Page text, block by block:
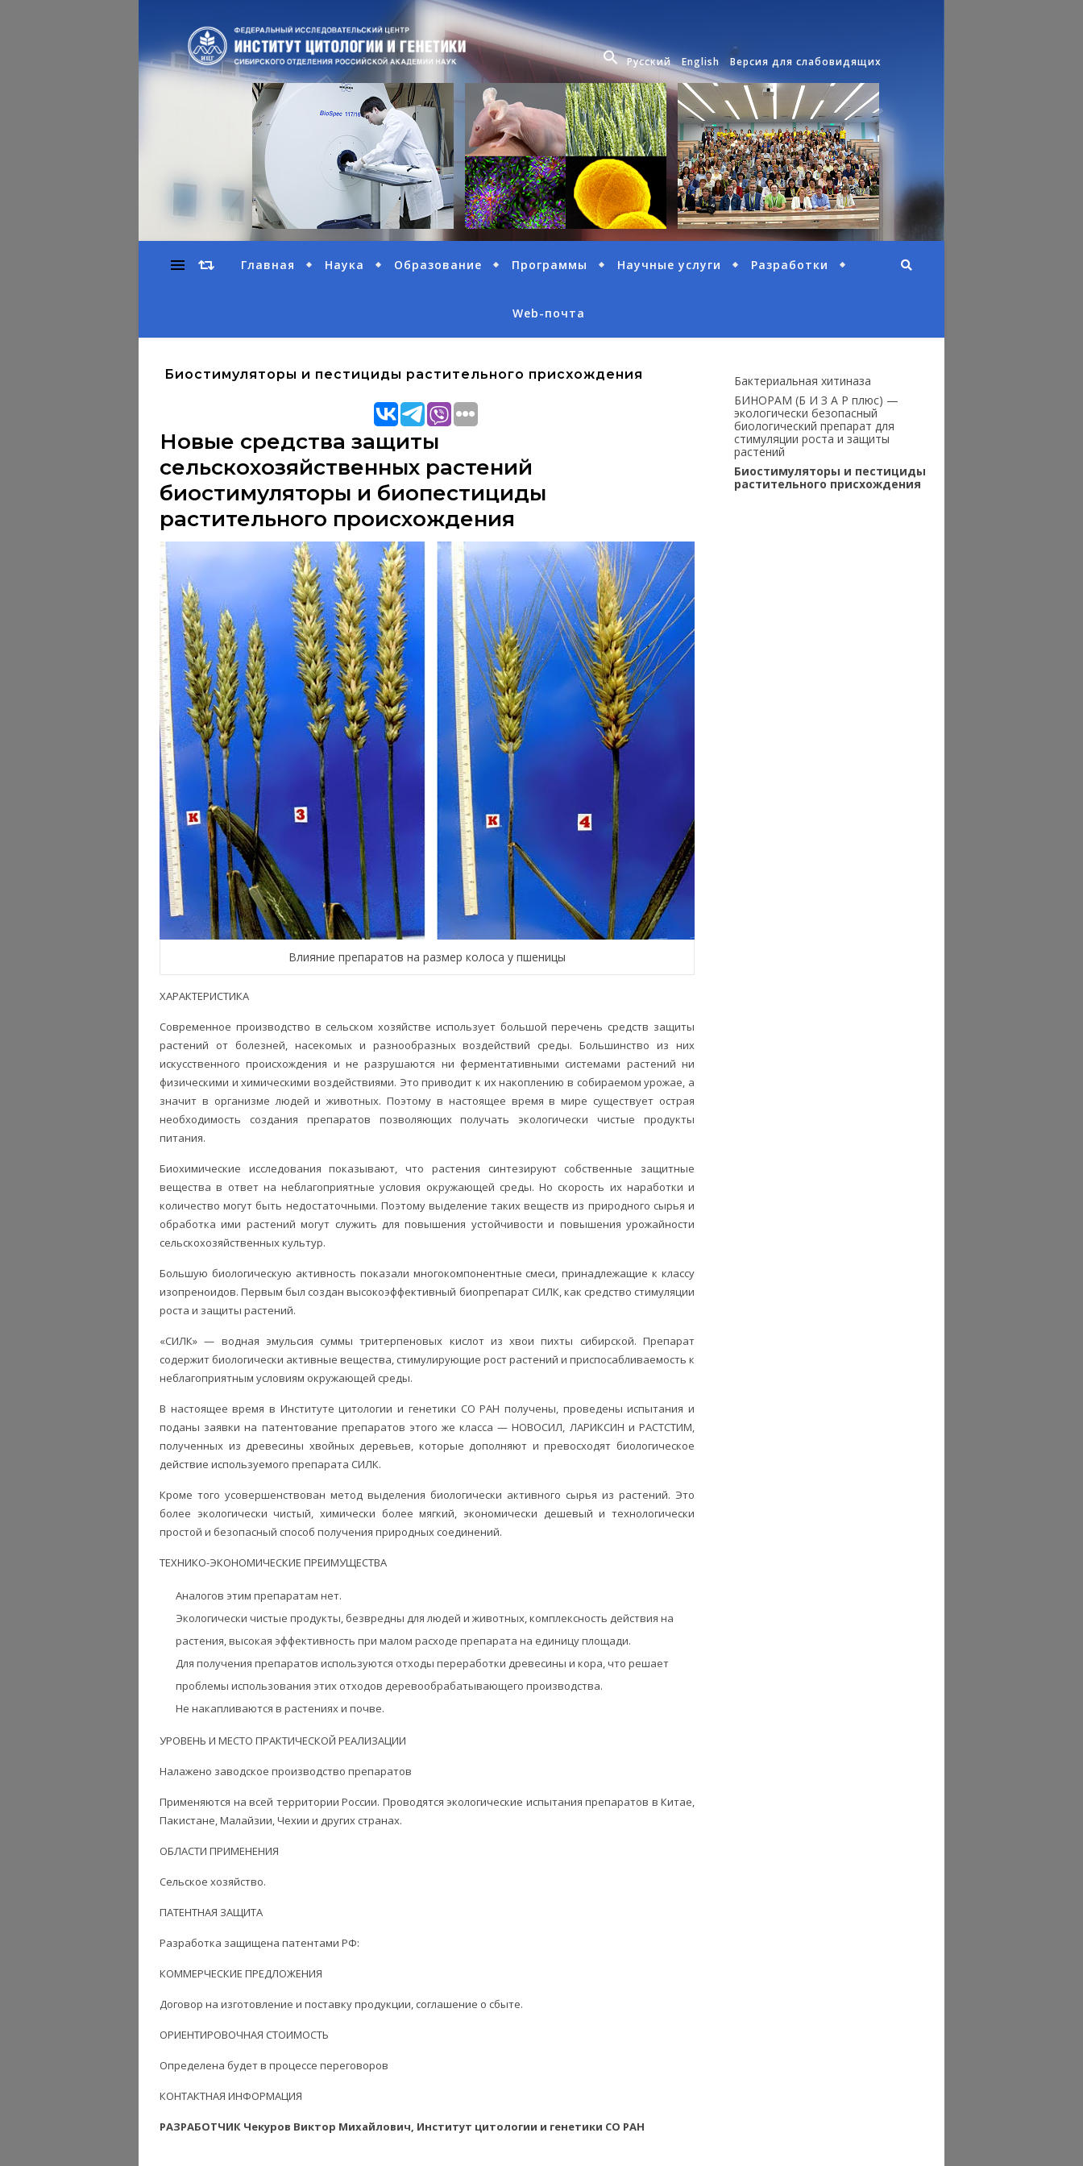
Русский English Версия для слабовидящих
Главная Наука Образование Программы Научные услуги Разработки
Web-почта
Биостимуляторы и пестициды растительного присхождения
Новые средства защиты
сельскохозяйственных растений
биостимуляторы и биопестициды
растительного происхождения
Влияние препаратов на размер колоса у пшеницы
ХАРАКТЕРИСТИКА
Современное производство в сельском хозяйстве использует большой перечень средств защиты
растений от болезней, насекомых и разнообразных воздействий среды. Большинство из них
искусственного происхождения и не разрушаются ни ферментативными системами растений ни
физическими и химическими воздействиями. Это приводит к их накоплению в собираемом урожае, а
значит в организме людей и животных. Поэтому в настоящее время в мире существует острая
необходимость создания препаратов позволяющих получать экологически чистые продукты
питания.
Биохимические исследования показывают, что растения синтезируют собственные защитные
вещества в ответ на неблагоприятные условия окружающей среды. Но скорость их наработки и
количество могут быть недостаточными. Поэтому выделение таких веществ из природного сырья и
обработка ими растений могут служить для повышения устойчивости и повышения урожайности
сельскохозяйственных культур.
Большую биологическую активность показали многокомпонентные смеси, принадлежащие к классу
изопреноидов. Первым был создан высокоэффективный биопрепарат СИЛК, как средство стимуляции
роста и защиты растений.
«СИЛК» — водная эмульсия суммы тритерпеновых кислот из хвои пихты сибирской. Препарат
содержит биологически активные вещества, стимулирующие рост растений и приспосабливаемость к
неблагоприятным условиям окружающей среды.
В настоящее время в Институте цитологии и генетики СО РАН получены, проведены испытания и
поданы заявки на патентование препаратов этого же класса — НОВОСИЛ, ЛАРИКСИН и РАСТСТИМ,
полученных из древесины хвойных деревьев, которые дополняют и превосходят биологическое
действие используемого препарата СИЛК.
Кроме того усовершенствован метод выделения биологически активного сырья из растений. Это
более экологически чистый, химически более мягкий, экономически дешевый и технологически
простой и безопасный способ получения природных соединений.
ТЕХНИКО-ЭКОНОМИЧЕСКИЕ ПРЕИМУЩЕСТВА
Аналогов этим препаратам нет.
Экологически чистые продукты, безвредны для людей и животных, комплексность действия на
растения, высокая эффективность при малом расходе препарата на единицу площади.
Для получения препаратов используются отходы переработки древесины и кора, что решает
проблемы использования этих отходов деревообрабатывающего производства.
Не накапливаются в растениях и почве.
УРОВЕНЬ И МЕСТО ПРАКТИЧЕСКОЙ РЕАЛИЗАЦИИ
Налажено заводское производство препаратов
Применяются на всей территории России. Проводятся экологические испытания препаратов в Китае,
Пакистане, Малайзии, Чехии и других странах.
ОБЛАСТИ ПРИМЕНЕНИЯ
Сельское хозяйство.
ПАТЕНТНАЯ ЗАЩИТА
Разработка защищена патентами РФ:
КОММЕРЧЕСКИЕ ПРЕДЛОЖЕНИЯ
Договор на изготовление и поставку продукции, соглашение о сбыте.
ОРИЕНТИРОВОЧНАЯ СТОИМОСТЬ
Определена будет в процессе переговоров
КОНТАКТНАЯ ИНФОРМАЦИЯ
РАЗРАБОТЧИК Чекуров Виктор Михайлович, Институт цитологии и генетики СО РАН
Бактериальная хитиназа
БИНОРАМ (Б И З А Р плюс) —
экологически безопасный
биологический препарат для
стимуляции роста и защиты
растений
Биостимуляторы и пестициды
растительного присхождения